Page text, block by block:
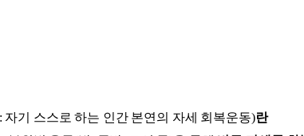
자기 스스로 하는 인간 본연의 자세 회복운동)란